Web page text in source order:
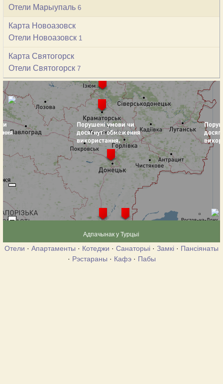
Отели Марыупаль 6
Карта Новоазовск
Отели Новоазовск 1
Карта Святогорск
Отели Святогорск 7
Адпачынак у Турцыі
Отели · Апартаменты · Котеджи · Санаторыі · Замкі · Пансіянаты
· Рэстараны · Кафэ· Пабы